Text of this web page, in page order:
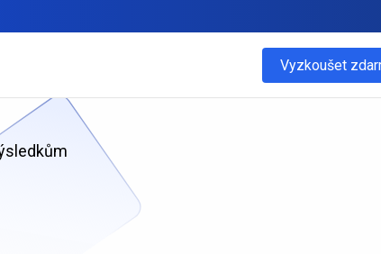
Vyzkoušet